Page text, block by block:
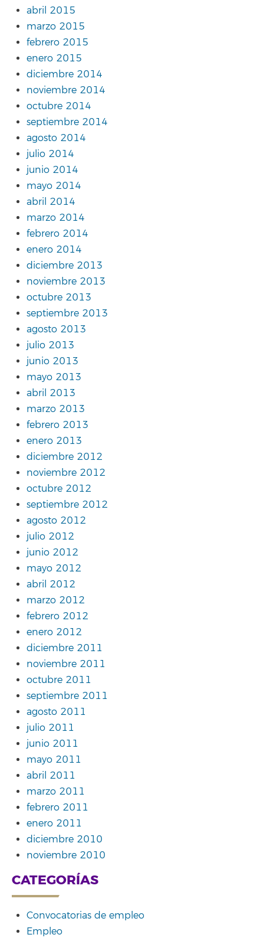
abril 2015
marzo 2015
febrero 2015
enero 2015
diciembre 2014
noviembre 2014
octubre 2014
septiembre 2014
agosto 2014
julio 2014
junio 2014
mayo 2014
abril 2014
marzo 2014
febrero 2014
enero 2014
diciembre 2013
noviembre 2013
octubre 2013
septiembre 2013
agosto 2013
julio 2013
junio 2013
mayo 2013
abril 2013
marzo 2013
febrero 2013
enero 2013
diciembre 2012
noviembre 2012
octubre 2012
septiembre 2012
agosto 2012
julio 2012
junio 2012
mayo 2012
abril 2012
marzo 2012
febrero 2012
enero 2012
diciembre 2011
noviembre 2011
octubre 2011
septiembre 2011
agosto 2011
julio 2011
junio 2011
mayo 2011
abril 2011
marzo 2011
febrero 2011
enero 2011
diciembre 2010
noviembre 2010
CATEGORÍAS
Convocatorias de empleo
Empleo